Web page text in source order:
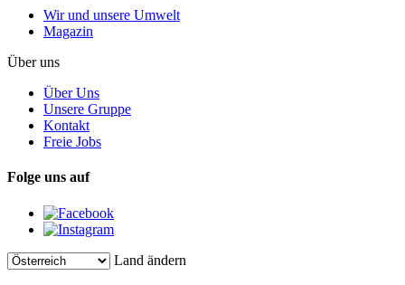
Wir und unsere Umwelt
Magazin
Über uns
Über Uns
Unsere Gruppe
Kontakt
Freie Jobs
Folge uns auf
Land ändern